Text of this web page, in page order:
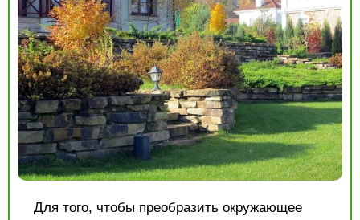
Для того, чтобы преобразить окружающее